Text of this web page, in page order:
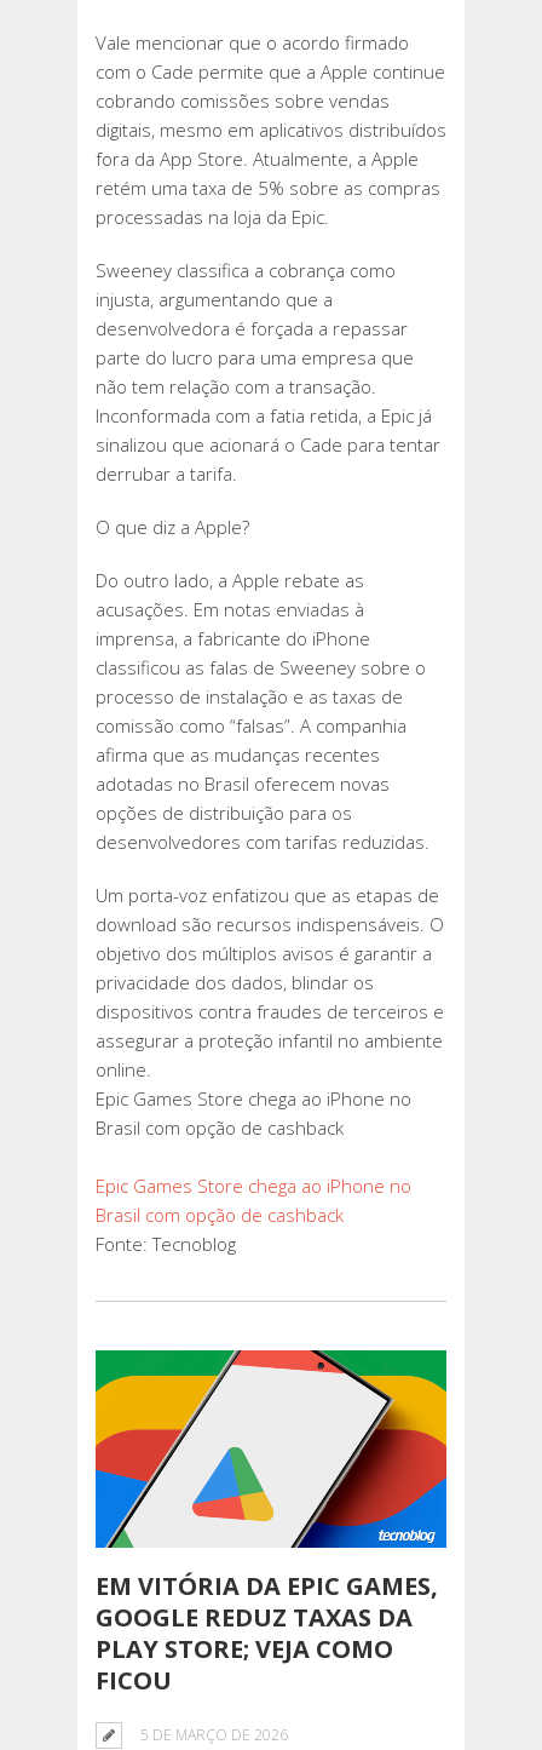
Vale mencionar que o acordo firmado
com o Cade permite que a Apple continue
cobrando comissões sobre vendas
digitais, mesmo em aplicativos distribuídos
fora da App Store. Atualmente, a Apple
retém uma taxa de 5% sobre as compras
processadas na loja da Epic.
Sweeney classifica a cobrança como
injusta, argumentando que a
desenvolvedora é forçada a repassar
parte do lucro para uma empresa que
não tem relação com a transação.
Inconformada com a fatia retida, a Epic já
sinalizou que acionará o Cade para tentar
derrubar a tarifa.
O que diz a Apple?
Do outro lado, a Apple rebate as
acusações. Em notas enviadas à
imprensa, a fabricante do iPhone
classificou as falas de Sweeney sobre o
processo de instalação e as taxas de
comissão como “falsas”. A companhia
afirma que as mudanças recentes
adotadas no Brasil oferecem novas
opções de distribuição para os
desenvolvedores com tarifas reduzidas.
Um porta-voz enfatizou que as etapas de
download são recursos indispensáveis. O
objetivo dos múltiplos avisos é garantir a
privacidade dos dados, blindar os
dispositivos contra fraudes de terceiros e
assegurar a proteção infantil no ambiente
online.
Epic Games Store chega ao iPhone no
Brasil com opção de cashback
Epic Games Store chega ao iPhone no
Brasil com opção de cashback
Fonte: Tecnoblog
EM VITÓRIA DA EPIC GAMES,
GOOGLE REDUZ TAXAS DA
PLAY STORE; VEJA COMO
FICOU
5 DE MARÇO DE 2026